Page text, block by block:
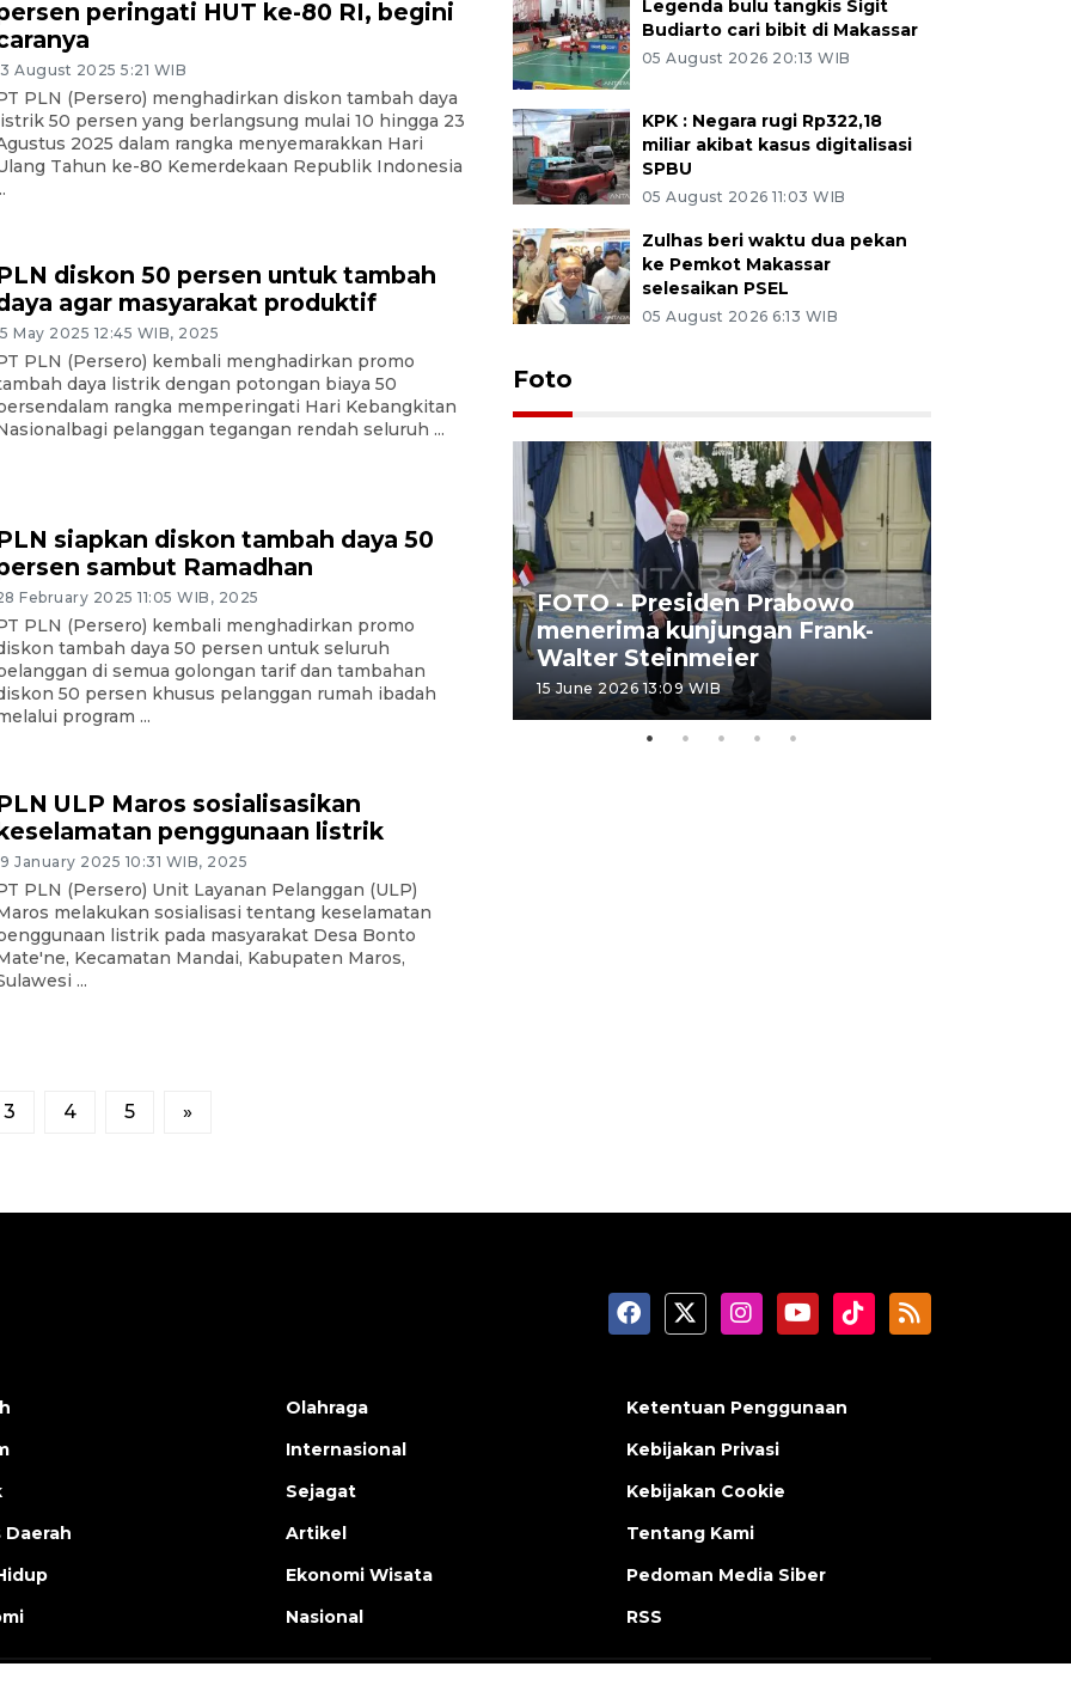
peringati HUT ke-80 RI, begini
August 2025 5:21 WIB
PLN (Persero) menghadirkan diskon tambah daya
50 persen yang berlangsung mulai 10 hingga 23
2025 dalam rangka menyemarakkan Hari
Tahun ke-80 Kemerdekaan Republik Indonesia
diskon 50 persen untuk tambah
agar masyarakat produktif
May 2025 12:45 WIB, 2025
PLN (Persero) kembali menghadirkan promo
daya listrik dengan potongan biaya 50
rangka memperingati Hari Kebangkitan
pelanggan tegangan rendah seluruh ...
siapkan diskon tambah daya 50
sambut Ramadhan
February 2025 11:05 WIB, 2025
PLN (Persero) kembali menghadirkan promo
tambah daya 50 persen untuk seluruh
di semua golongan tarif dan tambahan
50 persen khusus pelanggan rumah ibadah
program ...
ULP Maros sosialisasikan
penggunaan listrik
January 2025 10:31 WIB, 2025
PLN (Persero) Unit Layanan Pelanggan (ULP)
melakukan sosialisasi tentang keselamatan
listrik pada masyarakat Desa Bonto
Kecamatan Mandai, Kabupaten Maros,
...
3 4 5 »
Legenda bulu tangkis Sigit
Budiarto cari bibit di Makassar
05 August 2026 20:13 WIB
KPK : Negara rugi Rp322,18
miliar akibat kasus digitalisasi
SPBU
05 August 2026 11:03 WIB
Zulhas beri waktu dua pekan
ke Pemkot Makassar
selesaikan PSEL
05 August 2026 6:13 WIB
Foto
FOTO - Kirab memperingati
HUT ke-80 Raja Keraton
Yogyakarta
02 April 2026 12:51 WIB
FOTO - Presiden Prabowo
menerima kunjungan Frank-
Walter Steinmeier
15 June 2026 13:09 WIB
Olahraga
Internasional
Sejagat
Artikel
Ekonomi Wisata
Nasional
Ketentuan Penggunaan
Kebijakan Privasi
Kebijakan Cookie
Tentang Kami
Pedoman Media Siber
RSS